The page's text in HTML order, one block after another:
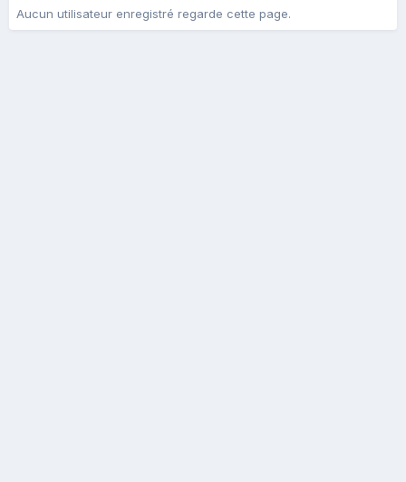
Aucun utilisateur enregistré regarde cette page.